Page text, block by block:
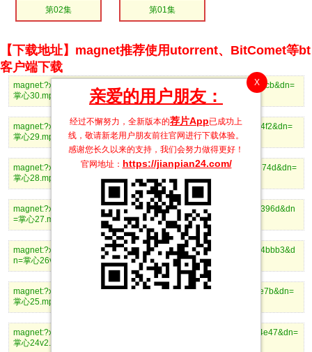
X
亲爱的用户朋友：
经过不懈努力，全新版本的荐片App已成功上
线，敬请新老用户朋友前往官网进行下载体验。
感谢您长久以来的支持，我们会努力做得更好！
官网地址： https://jianpian24.com/
第02集 第01集
【下载地址】magnet推荐使用utorrent、BitComet等bt
客户端下载
magnet:?xt=urn:btih:a2cff580b9acb4ddc51c5802c0658566a36cdccb&dn=
掌心30.mp4
magnet:?xt=urn:btih:b8bdae39516a5b899255c81fc3bcbf0f269954f2&dn=
掌心29.mp4
magnet:?xt=urn:btih:e58a4f44b28d9aec37754d19a33296b3dff6674d&dn=
掌心28.mp4
magnet:?xt=urn:btih:cc9291e7537ae4966f11ddc82d4d10a1aa1a396d&dn
=掌心27.mp4
magnet:?xt=urn:btih:90ed04aeb4b58192098232831a8c9ee6b574bbb3&d
n=掌心26v2.mp4
magnet:?xt=urn:btih:183f0ee9b131d45bff1a222a85ca4d9f1e167e7b&dn=
掌心25.mp4
magnet:?xt=urn:btih:f19e7d4560be07c232b5edf285c1b1acbd2d4e47&dn=
掌心24v2.mp4